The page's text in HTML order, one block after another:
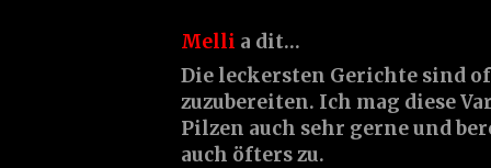
Melli a dit…
Die leckersten Gerichte sind
zuzubereiten. Ich mag diese
Pilzen auch sehr gerne und
auch öfters zu.